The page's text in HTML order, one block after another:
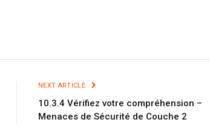
NEXT ARTICLE
10.3.4 Vérifiez votre compréhension –
Menaces de Sécurité de Couche 2